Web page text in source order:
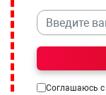
Соглашаюсь с